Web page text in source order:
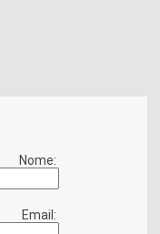
Nome:
Email: